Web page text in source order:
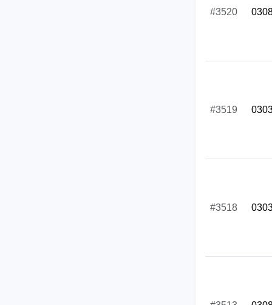
#3520
#3519
#3518